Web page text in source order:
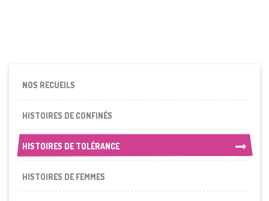
NOS RECUEILS
HISTOIRES DE CONFINÉS
HISTOIRES DE TOLÉRANCE
HISTOIRES DE TOLÉRANCE
HISTOIRES DE FEMMES